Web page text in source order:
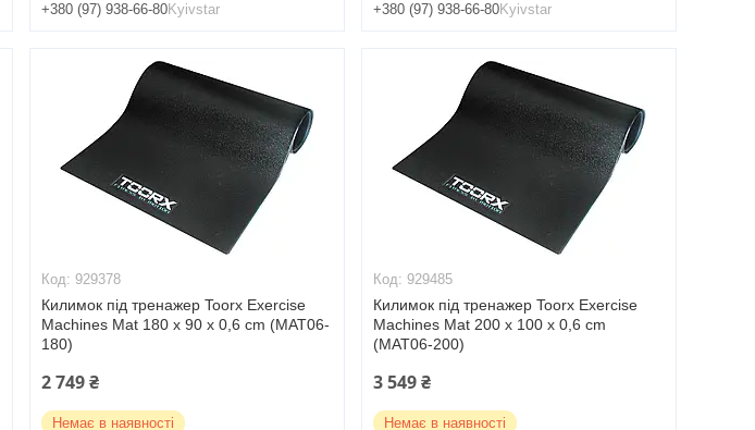
+380 (97) 938-66-80Kyivstar +380 (97) 938-66-80Kyivstar
929378
Килимок під тренажер Toorx Exercise
Machines Mat 180 x 90 x 0,6 cm (MAT06-
180)
2 749 ₴
Немає в наявності
929485
Килимок під тренажер Toorx Exercise
Machines Mat 200 x 100 x 0,6 cm
(MAT06-200)
3 549 ₴
Немає в наявності